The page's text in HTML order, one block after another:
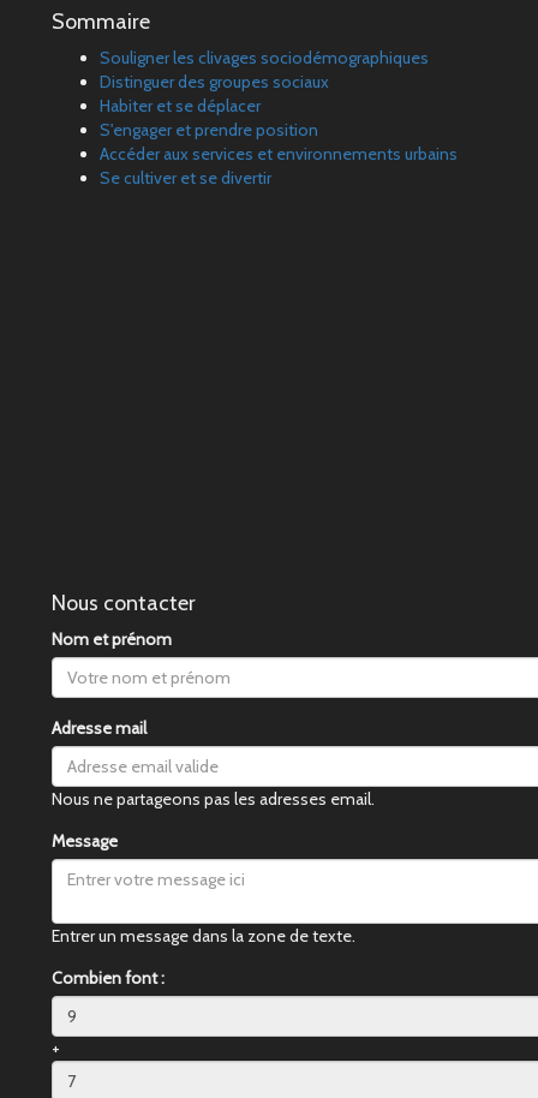
Sommaire
Souligner les clivages sociodémographiques
Distinguer des groupes sociaux
Habiter et se déplacer
S'engager et prendre position
Accéder aux services et environnements urbains
Se cultiver et se divertir
Nous contacter
Nom et prénom
Adresse mail
Nous ne partageons pas les adresses email.
Message
Entrer un message dans la zone de texte.
Combien font :
+